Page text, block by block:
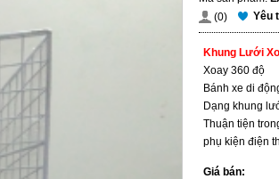
(0)
Yêu
Khung Lưới
Xoay 360 độ
Bánh xe di
Dạng khung
Thuận tiện
phụ kiện điện
Giá bán: